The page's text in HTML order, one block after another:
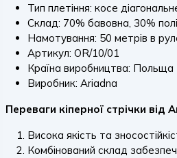
Тип плетіння: косе
Склад: 70% бавовна, 30%
Намотування: 50 метрів в
Артикул: OR/10/01
Країна виробництва: Польща
Виробник: Ariadna
Переваги кіперної стрічки від
Висока якість та
Комбінований склад